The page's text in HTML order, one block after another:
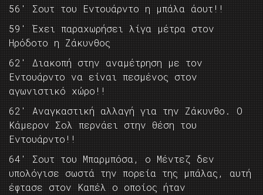
56′ Σουτ του Εντουάρντο η μπάλα άουτ!!
59′ Έχει παραχωρήσει λίγα μέτρα στον
Ηρόδοτο η Ζάκυνθος
62′ Διακοπή στην αναμέτρηση με τον
Εντουάρντο να είναι πεσμένος στον
αγωνιστικό χώρο!!
62′ Αναγκαστική αλλαγή για την Ζάκυνθο. Ο
Κάμερον Σολ περνάει στην θέση του
Εντουάρντο!!
64′ Σουτ του Μπαρμπόσα, ο Μέντεζ δεν
υπολόγισε σωστά την πορεία της μπάλας, αυτή
έφτασε στον Καπέλ ο οποίος ήταν